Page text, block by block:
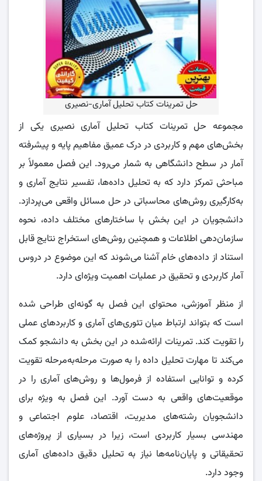
حل تمرینات کتاب تحلیل آماری-نصیری
مجموعه حل تمرینات کتاب تحلیل آماری نصیری یکی از
بخش‌های مهم و کاربردی در درک عمیق مفاهیم پایه و پیشرفته
آمار در سطح دانشگاهی به شمار می‌رود. این فصل معمولاً بر
مباحثی تمرکز دارد که به تحلیل داده‌ها، تفسیر نتایج آماری و
به‌کارگیری روش‌های محاسباتی در حل مسائل واقعی می‌پردازد.
دانشجویان در این بخش با ساختارهای مختلف داده، نحوه
سازمان‌دهی اطلاعات و همچنین روش‌های استخراج نتایج قابل
استناد از داده‌های خام آشنا می‌شوند که این موضوع در دروس
آمار کاربردی و تحقیق در عملیات اهمیت ویژه‌ای دارد.
از منظر آموزشی، محتوای این فصل به گونه‌ای طراحی شده
است که بتواند ارتباط میان تئوری‌های آماری و کاربردهای عملی
را تقویت کند. تمرینات ارائه‌شده در این بخش به دانشجو کمک
می‌کند تا مهارت تحلیل داده را به صورت مرحله‌به‌مرحله تقویت
کرده و توانایی استفاده از فرمول‌ها و روش‌های آماری را در
موقعیت‌های واقعی به دست آورد. این فصل به ویژه برای
دانشجویان رشته‌های مدیریت، اقتصاد، علوم اجتماعی و
مهندسی بسیار کاربردی است، زیرا در بسیاری از پروژه‌های
تحقیقاتی و پایان‌نامه‌ها نیاز به تحلیل دقیق داده‌های آماری
وجود دارد.